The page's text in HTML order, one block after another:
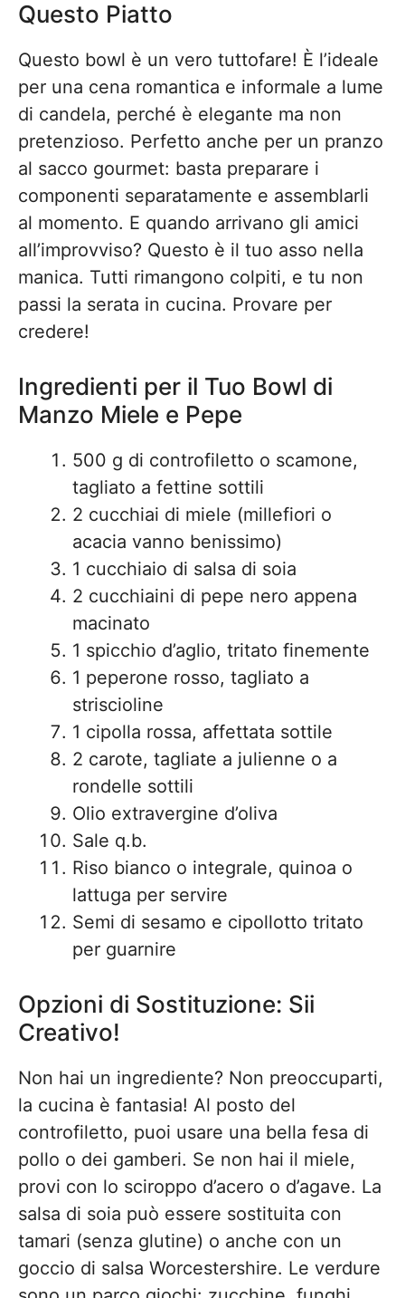
Questo Piatto
Questo bowl è un vero tuttofare! È l’ideale
per una cena romantica e informale a lume
di candela, perché è elegante ma non
pretenzioso. Perfetto anche per un pranzo
al sacco gourmet: basta preparare i
componenti separatamente e assemblarli
al momento. E quando arrivano gli amici
all’improvviso? Questo è il tuo asso nella
manica. Tutti rimangono colpiti, e tu non
passi la serata in cucina. Provare per
credere!
Ingredienti per il Tuo Bowl di
Manzo Miele e Pepe
500 g di controfiletto o scamone,
tagliato a fettine sottili
2 cucchiai di miele (millefiori o
acacia vanno benissimo)
1 cucchiaio di salsa di soia
2 cucchiaini di pepe nero appena
macinato
1 spicchio d’aglio, tritato finemente
1 peperone rosso, tagliato a
striscioline
1 cipolla rossa, affettata sottile
2 carote, tagliate a julienne o a
rondelle sottili
Olio extravergine d’oliva
Sale q.b.
Riso bianco o integrale, quinoa o
lattuga per servire
Semi di sesamo e cipollotto tritato
per guarnire
Opzioni di Sostituzione: Sii
Creativo!
Non hai un ingrediente? Non preoccuparti,
la cucina è fantasia! Al posto del
controfiletto, puoi usare una bella fesa di
pollo o dei gamberi. Se non hai il miele,
provi con lo sciroppo d’acero o d’agave. La
salsa di soia può essere sostituita con
tamari (senza glutine) o anche con un
goccio di salsa Worcestershire. Le verdure